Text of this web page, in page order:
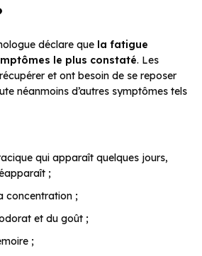
déclare que la fatigue
le plus constaté. Les
et ont besoin de se reposer
néanmoins d’autres symptômes tels
qui apparaît quelques jours,
;
concentration ;
et du goût ;
;